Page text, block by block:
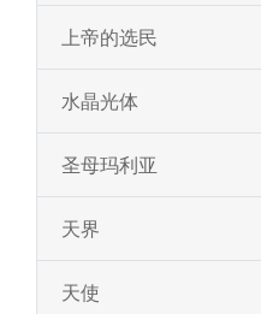
上帝的选民
水晶光体
圣母玛利亚
天界
天使